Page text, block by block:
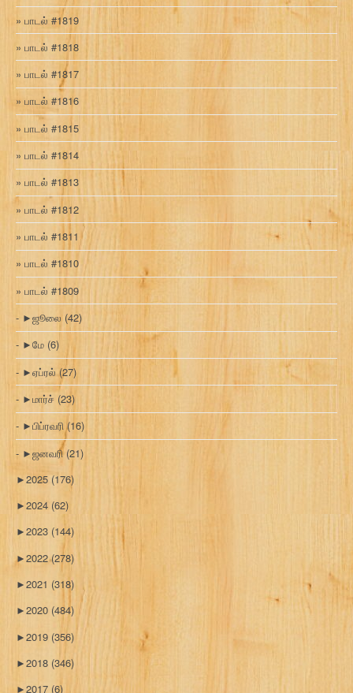
பாடல் #1819
பாடல் #1818
பாடல் #1817
பாடல் #1816
பாடல் #1815
பாடல் #1814
பாடல் #1813
பாடல் #1812
பாடல் #1811
பாடல் #1810
பாடல் #1809
►ஜூலை (42)
►மே (6)
►ஏப்ரல் (27)
►மார்ச் (23)
►பிப்ரவரி(16)
►ஜனவரி (21)
►2025(176)
►2024 (62)
►2023 (144)
►2022(278)
►2021 (318)
►2020 (484)
►2019 (356)
►2018 (346)
►2017 (6)